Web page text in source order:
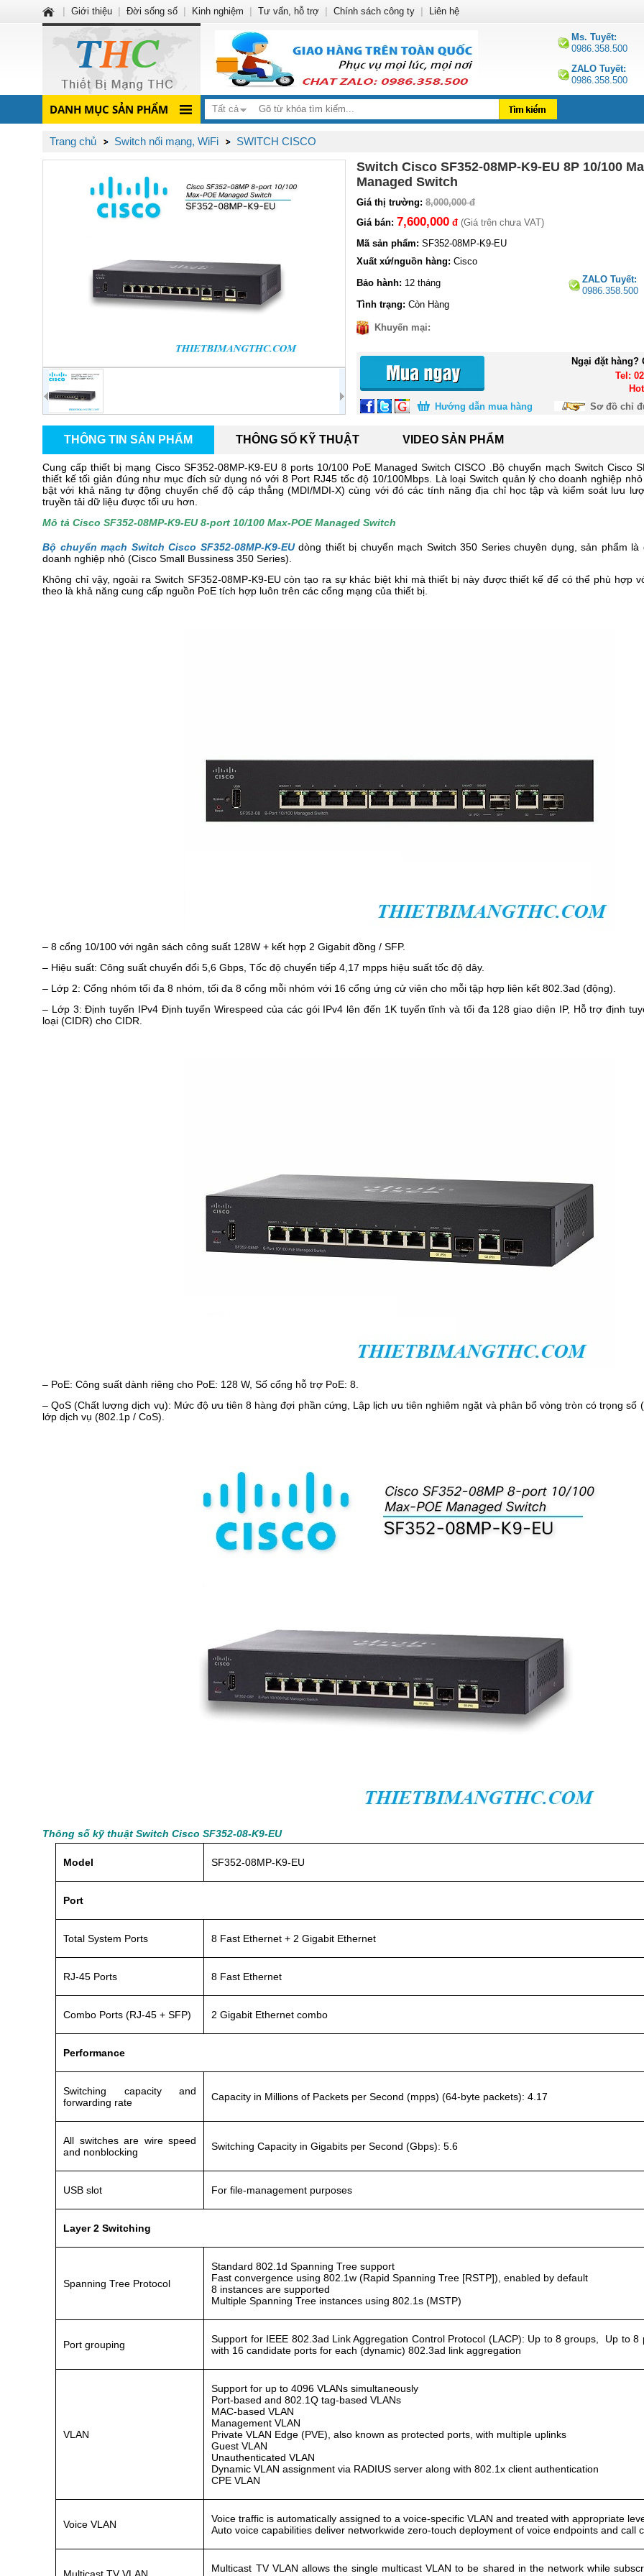
Ms. Tuyết:
0986.358.500
ZALO Tuyết:
0986.358.500
DANH MỤC SẢN PHẨM Tất cả
Trang chủ Switch nối mạng, WiFi SWITCH CISCO
Switch Cisco SF352-08MP-K9-EU 8P 10/100
Managed Switch
Giá thị trường: 8,000,000 đ
Giá bán: 7,600,000 đ (Giá trên chưa VAT)
Mã sản phẩm: SF352-08MP-K9-EU
Xuất xứ/nguồn hàng: Cisco
ZALO Tuyết:
0986.358.500
Bảo hành: 12 tháng
Tình trạng: Còn Hàng
Khuyến mại:
Ngại đặt hàng?
Tel:
Hướng dẫn mua hàng
Sơ đồ chỉ
THÔNG TIN SẢN PHẨM THÔNG SỐ KỸ THUẬT VIDEO SẢN PHẨM
Cung cấp thiết bị mạng Cisco SF352-08MP-K9-EU 8 ports 10/100 PoE Managed Switch CISCO .Bộ chuyển mạch Switch Cisco
thiết kế tối giản đúng như mục đích sử dụng nó với 8 Port RJ45 tốc độ 10/100Mbps. Là loại Switch quản lý cho doanh nghiệp
bật với khả năng tự động chuyển chế độ cáp thẳng (MDI/MDI-X) cùng với đó các tính năng địa chỉ học tập và kiểm soát lưu
truyền tải dữ liệu được tối ưu hơn.
Mô tả Cisco SF352-08MP-K9-EU 8-port 10/100 Max-POE Managed Switch
Bộ chuyển mạch Switch Cisco SF352-08MP-K9-EUdòng thiết bị chuyển mạch Switch 350 Series chuyên dụng, sản phẩm
doanh nghiệp nhỏ (Cisco Small Bussiness 350 Series).
Không chỉ vậy, ngoài ra Switch SF352-08MP-K9-EU còn tạo ra sự khác biệt khi mà thiết bị này được thiết kế để có thể phù hợp
theo là khả năng cung cấp nguồn PoE tích hợp luôn trên các cổng mạng của thiết bị.
– 8 cổng 10/100 với ngân sách công suất 128W + kết hợp 2 Gigabit đồng / SFP.
– Hiệu suất: Công suất chuyển đổi 5,6 Gbps, Tốc độ chuyển tiếp 4,17 mpps hiệu suất tốc độ dây.
– Lớp 2: Cổng nhóm tối đa 8 nhóm, tối đa 8 cổng mỗi nhóm với 16 cổng ứng cử viên cho mỗi tập hợp liên kết 802.3ad (động).
– Lớp 3: Định tuyến IPv4 Định tuyến Wirespeed của các gói IPv4 lên đến 1K tuyến tĩnh và tối đa 128 giao diện IP, Hỗ trợ định
loại (CIDR) cho CIDR.
– PoE: Công suất dành riêng cho PoE: 128 W, Số cổng hỗ trợ PoE: 8.
– QoS (Chất lượng dịch vụ): Mức độ ưu tiên 8 hàng đợi phần cứng, Lập lịch ưu tiên nghiêm ngặt và phân bổ vòng tròn có trọng số
lớp dịch vụ (802.1p / CoS).
Thông số kỹ thuật Switch Cisco SF352-08-K9-EU
Model SF352-08MP-K9-EU
Port
Total System Ports 8 Fast Ethernet + 2 Gigabit Ethernet
RJ-45 Ports 8 Fast Ethernet
Combo Ports (RJ‑45 + SFP) 2 Gigabit Ethernet combo
Performance
Switching capacity and
forwarding rate
Capacity in Millions of Packets per Second (mpps) (64-byte packets): 4.17
All switches are wire speed
and nonblocking
Switching Capacity in Gigabits per Second (Gbps): 5.6
USB slot For file-management purposes
Layer 2 Switching
Spanning Tree Protocol
Standard 802.1d Spanning Tree support
Fast convergence using 802.1w (Rapid Spanning Tree [RSTP]), enabled by default
8 instances are supported
Multiple Spanning Tree instances using 802.1s (MSTP)
Port grouping
Support for IEEE 802.3ad Link Aggregation Control Protocol (LACP): Up to 8 groups, Up to 8
with 16 candidate ports for each (dynamic) 802.3ad link aggregation
VLAN
Support for up to 4096 VLANs simultaneously
Port-based and 802.1Q tag-based VLANs
MAC-based VLAN
Management VLAN
Private VLAN Edge (PVE), also known as protected ports, with multiple uplinks
Guest VLAN
Unauthenticated VLAN
Dynamic VLAN assignment via RADIUS server along with 802.1x client authentication
CPE VLAN
Voice VLAN
Voice traffic is automatically assigned to a voice-specific VLAN and treated with appropriate
Auto voice capabilities deliver networkwide zero-touch deployment of voice endpoints and call
Multicast TV VLAN allows the single multicast VLAN to be shared in the network while
Giới thiệu Đời sống số Kinh nghiệm Tư vấn, hỗ trợ Chính sách công ty Liên hệ